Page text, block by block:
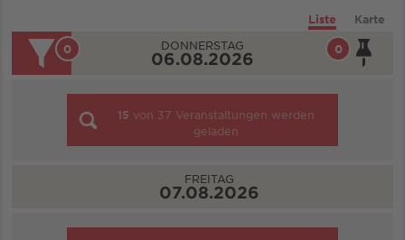
Liste Karte
0
0 DONNERSTAG
06.08.2026
15 von 37 Veranstaltungen werden
geladen
FREITAG
07.08.2026